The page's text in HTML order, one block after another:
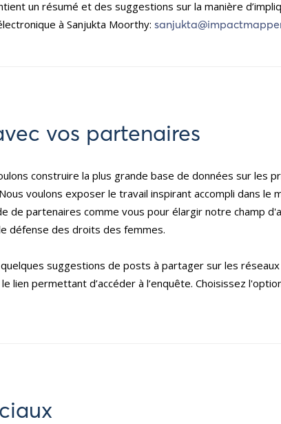
un résumé et des suggestions sur la manière
à Sanjukta Moorthy:
vos partenaires
construire la plus grande base de données sur les
voulons exposer le travail inspirant accompli dans le
de partenaires comme vous pour élargir notre champ
défense des droits des femmes.
suggestions de posts à partager sur les
permettant d’accéder à l’enquête. Choisissez